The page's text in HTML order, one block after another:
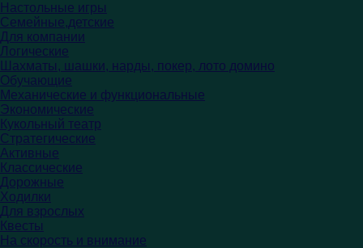
Настольные игры
Семейные,детские
Для компании
Логические
Шахматы, шашки, нарды, покер, лото домино
Обучающие
Механические и функциональные
Экономические
Кукольный театр
Стратегические
Активные
Классические
Дорожные
Ходилки
Для взрослых
Квесты
На скорость и внимание